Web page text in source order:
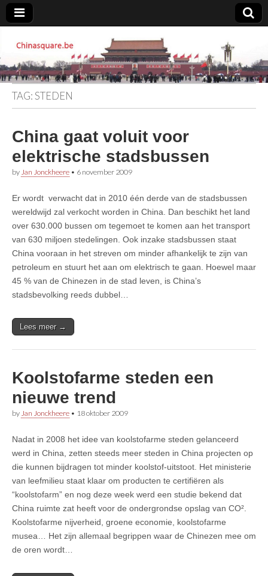
Chinasquare.be
TAG:STEDEN
China gaat voluit voor
elektrische stadsbussen
by Jan Jonckheere • 6 november 2009
Er wordt verwacht dat in 2010 één derde van de stadsbussen
wereldwijd zal verkocht worden in China. Dan beschikt het land
over 630.000 bussen om tegemoet te komen aan het transport
van 630 miljoen stedelingen. Ook inzake stadsbussen staat
China vooraan in het streven om minder afhankelijk te zijn van
petroleum en stuurt het aan om elektrisch te gaan. Hoewel maar
45 % van de Chinezen in de stad leven, is China’s
stadsbevolking reeds dubbel…
Lees meer →
Koolstofarme steden een
nieuwe trend
by Jan Jonckheere • 18 oktober 2009
Nadat in 2008 het idee van koolstofarme steden gelanceerd
werd in China, zetten steeds meer steden in China projecten op
die kunnen bijdragen tot minder koolstof-uitstoot. Het ministerie
van leefmilieu staat klaar om producten te certifiëren als
“koolstofarm” en nog deze week werd een studie bekend dat
China ruimte zat heeft voor de ondergrondse opslag van CO².
Koolstofarme nijverheid, groene economie, koolstofarme
musea… Het zijn allemaal begrippen waar de Chinezen mee om
de oren wordt…